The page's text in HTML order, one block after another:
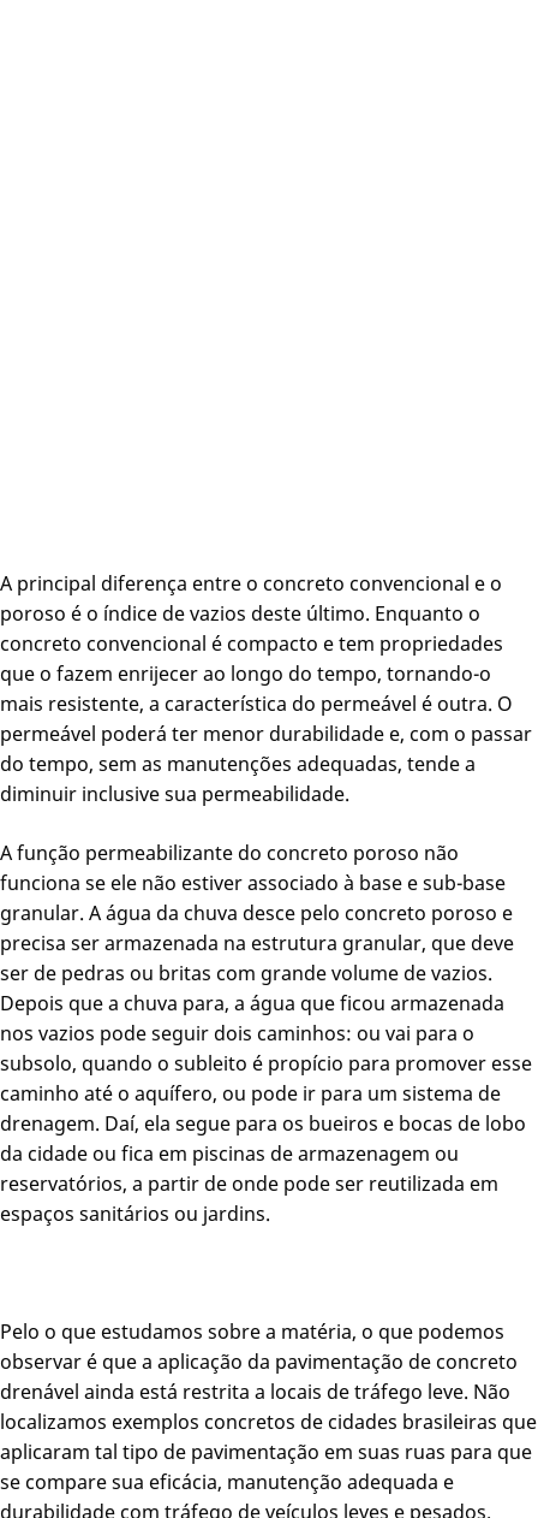
A principal diferença entre o concreto convencional e o
poroso é o índice de vazios deste último. Enquanto o
concreto convencional é compacto e tem propriedades
que o fazem enrijecer ao longo do tempo, tornando-o
mais resistente, a característica do permeável é outra. O
permeável poderá ter menor durabilidade e, com o passar
do tempo, sem as manutenções adequadas, tende a
diminuir inclusive sua permeabilidade.
A função permeabilizante do concreto poroso não
funciona se ele não estiver associado à base e sub-base
granular. A água da chuva desce pelo concreto poroso e
precisa ser armazenada na estrutura granular, que deve
ser de pedras ou britas com grande volume de vazios.
Depois que a chuva para, a água que ficou armazenada
nos vazios pode seguir dois caminhos: ou vai para o
subsolo, quando o subleito é propício para promover esse
caminho até o aquífero, ou pode ir para um sistema de
drenagem. Daí, ela segue para os bueiros e bocas de lobo
da cidade ou fica em piscinas de armazenagem ou
reservatórios, a partir de onde pode ser reutilizada em
espaços sanitários ou jardins.
Pelo o que estudamos sobre a matéria, o que podemos
observar é que a aplicação da pavimentação de concreto
drenável ainda está restrita a locais de tráfego leve. Não
localizamos exemplos concretos de cidades brasileiras que
aplicaram tal tipo de pavimentação em suas ruas para que
se compare sua eficácia, manutenção adequada e
durabilidade com tráfego de veículos leves e pesados.